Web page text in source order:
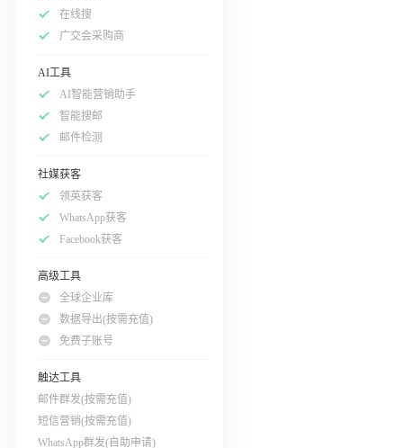
在线搜
广交会采购商
AI工具
AI智能营销助手
智能搜邮
邮件检测
社媒获客
领英获客
WhatsApp获客
Facebook获客
高级工具
全球企业库
数据导出(按需充值)
免费子账号
触达工具
邮件群发(按需充值)
短信营销(按需充值)
WhatsApp群发(自助申请)